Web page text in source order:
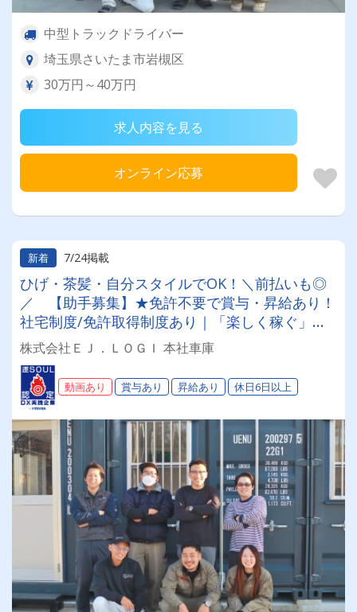
中型トラックドライバー
埼玉県さいたま市岩槻区
30万円～40万円
求人内容を見る
オンライン応募
新着 7/24掲載
ひげ・茶髪・自分スタイルでOK！＼前払いも◎
／ 【助手募集】★免許不要で賞与・昇給あり！
社宅制度/免許取得制度あり｜「楽しく稼ぐ」が
合言葉！男女共に活躍中♪
株式会社ＥＪ．ＬＯＧＩ 本社車庫
動画あり 賞与あり 昇給あり 休日6日以上